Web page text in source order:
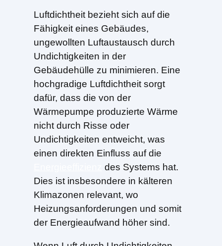
Luftdichtheit bezieht sich auf die
Fähigkeit eines Gebäudes,
ungewollten Luftaustausch durch
Undichtigkeiten in der
Gebäudehülle zu minimieren. Eine
hochgradige Luftdichtheit sorgt
dafür, dass die von der
Wärmepumpe produzierte Wärme
nicht durch Risse oder
Undichtigkeiten entweicht, was
einen direkten Einfluss auf die
des Systems hat.
Dies ist insbesondere in kälteren
Klimazonen relevant, wo
Heizungsanforderungen und somit
der Energieaufwand höher sind.